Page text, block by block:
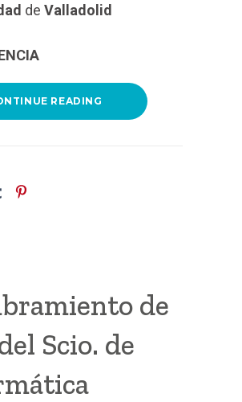
de Valladolid
READING
de
Scio. de